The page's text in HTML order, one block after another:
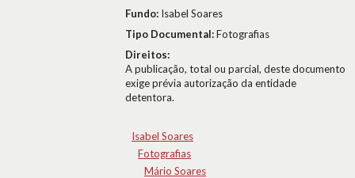
Fundo: Isabel Soares
Tipo Documental:Fotografias
Direitos:
A publicação, total ou parcial, deste documento
exige prévia autorização da entidade
detentora.
Isabel Soares
Fotografias
Mário Soares